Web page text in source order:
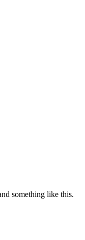
something like this.